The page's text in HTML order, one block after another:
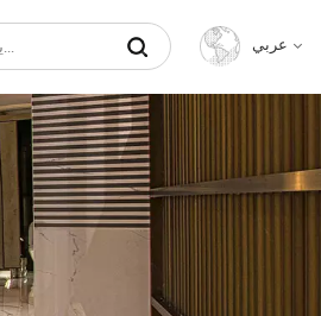
عربي
Français